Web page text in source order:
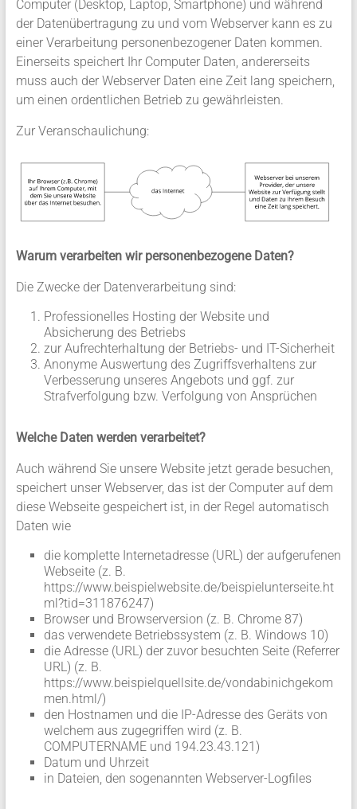
Computer (Desktop, Laptop, Smartphone) und während
der Datenübertragung zu und vom Webserver kann es zu
einer Verarbeitung personenbezogener Daten kommen.
Einerseits speichert Ihr Computer Daten, andererseits
muss auch der Webserver Daten eine Zeit lang speichern,
um einen ordentlichen Betrieb zu gewährleisten.
Zur Veranschaulichung:
Warum verarbeiten wir personenbezogene Daten?
Die Zwecke der Datenverarbeitung sind:
Professionelles Hosting der Website und
Absicherung des Betriebs
zur Aufrechterhaltung der Betriebs- und IT-Sicherheit
Anonyme Auswertung des Zugriffsverhaltens zur
Verbesserung unseres Angebots und ggf. zur
Strafverfolgung bzw. Verfolgung von Ansprüchen
Welche Daten werden verarbeitet?
Auch während Sie unsere Website jetzt gerade besuchen,
speichert unser Webserver, das ist der Computer auf dem
diese Webseite gespeichert ist, in der Regel automatisch
Daten wie
die komplette Internetadresse (URL) der aufgerufenen
Webseite (z. B.
https://www.beispielwebsite.de/beispielunterseite.ht
ml?tid=311876247)
Browser und Browserversion (z. B. Chrome 87)
das verwendete Betriebssystem (z. B. Windows 10)
die Adresse (URL) der zuvor besuchten Seite (Referrer
URL) (z. B.
https://www.beispielquellsite.de/vondabinichgekom
men.html/)
den Hostnamen und die IP-Adresse des Geräts von
welchem aus zugegriffen wird (z. B.
COMPUTERNAME und 194.23.43.121)
Datum und Uhrzeit
in Dateien, den sogenannten Webserver-Logfiles